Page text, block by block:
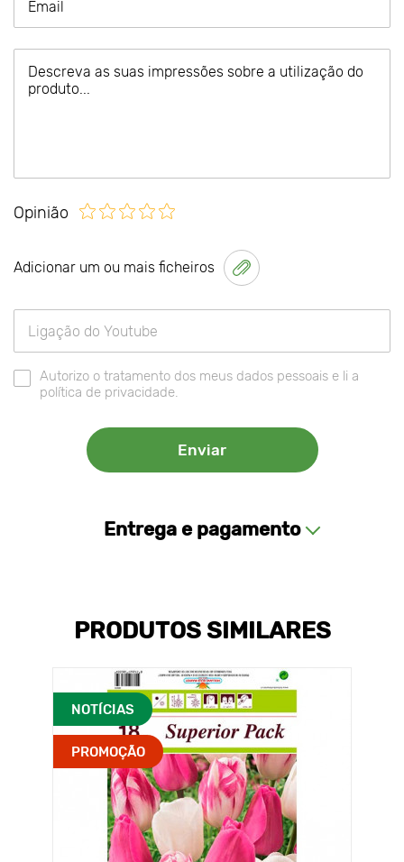
Opinião
Adicionar um ou mais ficheiros
Autorizo o tratamento dos meus dados pessoais e li a
política de privacidade.
Entrega e pagamento
PRODUTOS SIMILARES
NOTÍCIAS
PROMOÇÃO